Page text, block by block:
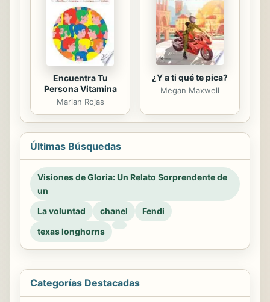
Encuentra Tu
Persona Vitamina
Marian Rojas
¿Y a ti qué te pica?
Megan Maxwell
Últimas Búsquedas
Visiones de Gloria: Un Relato Sorprendente de
un
La voluntad
chanel
Fendi
texas longhorns
Categorías Destacadas